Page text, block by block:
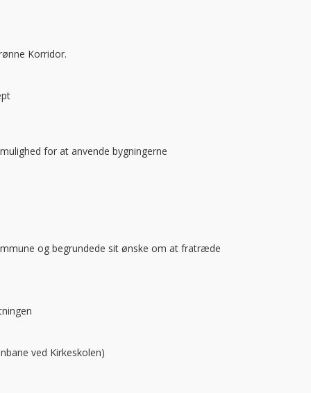
Korridor.
for at anvende bygningerne
og begrundede sit ønske om at fratræde
ved Kirkeskolen)